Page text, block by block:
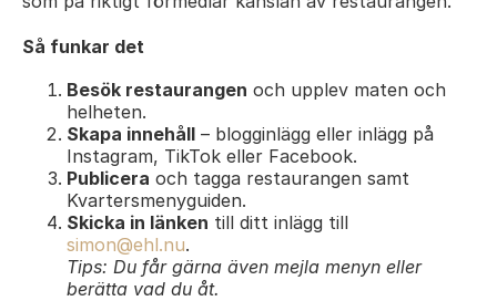
Så funkar det
Besök restaurangen och upplev maten och
helheten.
Skapa innehåll – blogginlägg eller inlägg på
Instagram, TikTok eller Facebook.
Publicera och tagga restaurangen samt
Kvartersmenyguiden.
Skicka in länken till ditt inlägg till
simon@ehl.nu.
Tips: Du får gärna även mejla menyn eller
berätta vad du åt.